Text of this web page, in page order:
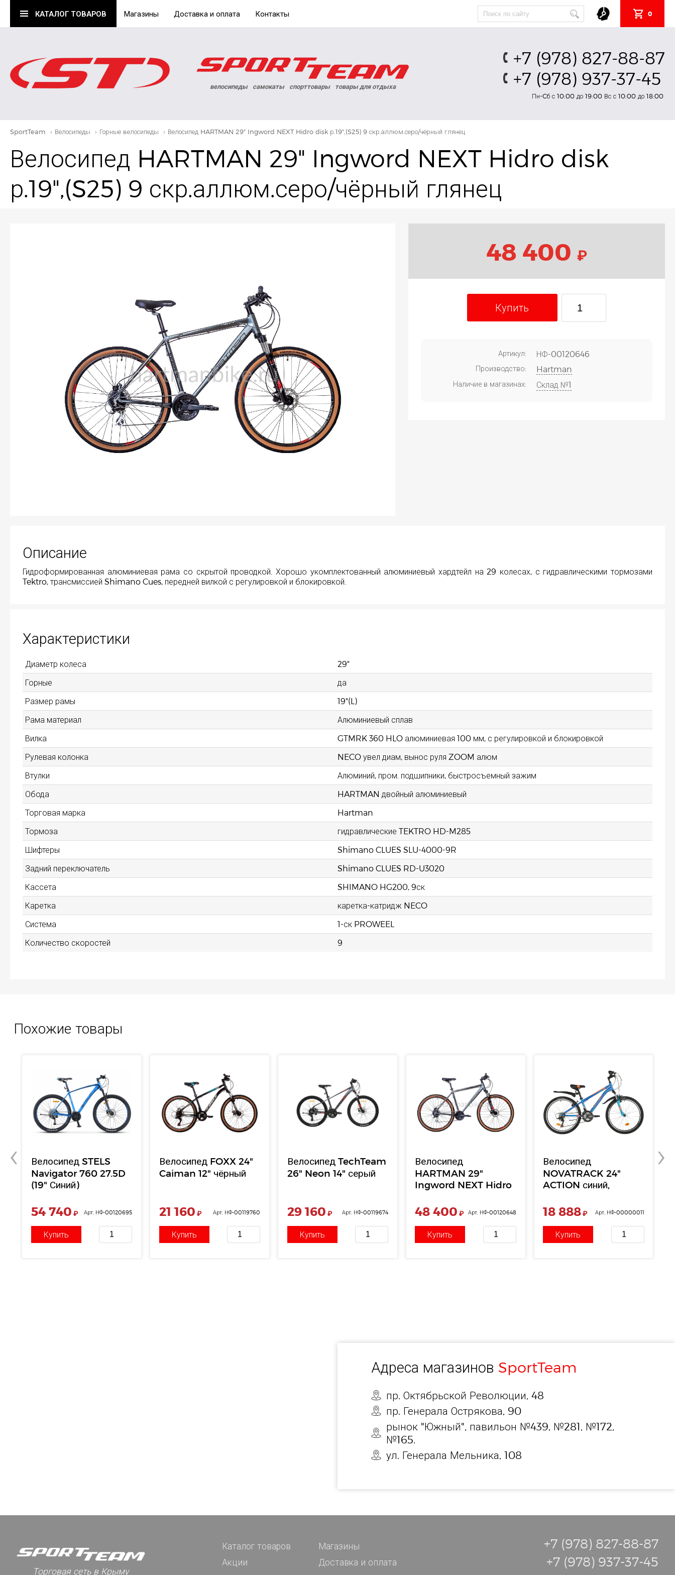
КАТАЛОГ ТОВАРОВ Магазины Доставка и оплата Контакты 0
велосипеды самокаты спорттовары товары для отдыха
+7 (978) 827-88-87
+7 (978) 937-37-45
Пн-Cб с 10:00 до 19:00 Вс с 10:00 до 18:00
SportTeam › Велосипеды › Горные велосипеды › Велосипед HARTMAN 29" Ingword NEXT Hidro disk р.19",(S25) 9 скр.аллюм.серо/чёрный глянец
Велосипед HARTMAN 29" Ingword NEXT Hidro disk
р.19",(S25) 9 скр.аллюм.серо/чёрный глянец
48 400 ₽
Купить
Артикул: НФ-00120646
Производство: Hartman
Наличие в магазинах: Склад №1
Описание
Гидроформированная алюминиевая рама со скрытой проводкой. Хорошо укомплектованный алюминиевый хардтейл на 29 колесах, с гидравлическими тормозами
Tektro, трансмиссией Shimano Cues, передней вилкой с регулировкой и блокировкой.
Характеристики
Диаметр колеса
29"
Горные
да
Размер рамы
19"(L)
Рама материал
Алюминиевый сплав
Вилка
GTMRK 360 HLO алюминиевая 100 мм, с регулировкой и блокировкой
Рулевая колонка
NECO увел диам, вынос руля ZOOM алюм
Втулки
Алюминий, пром. подшипники, быстросъемный зажим
Обода
HARTMAN двойный алюминиевый
Торговая марка
Hartman
Тормоза
гидравлические TEKTRO HD-M285
Шифтеры
Shimano CLUES SLU-4000-9R
Задний переключатель
Shimano CLUES RD-U3020
Кассета
SHIMANO HG200, 9ск
Каретка
каретка-катридж NECO
Система
1-ск PROWEEL
Количество скоростей
9
Похожие товары
Велосипед STELS
Navigator 760 27.5D
(19" Синий)
54 740 ₽ Арт. НФ-00120695
Купить
Велосипед FOXX 24"
Caiman 12" чёрный
21 160 ₽ Арт. НФ-00119760
Купить
Велосипед TechTeam
26" Neon 14" серый
29 160 ₽ Арт. НФ-00119674
Купить
Велосипед
HARTMAN 29"
Ingword NEXT Hidro
скр.аллюм.серо/
48 400 ₽ Арт. НФ-00120648
Купить
Велосипед
NOVATRACK 24"
ACTION синий,
скор., Shimano
тор
18 888₽ Арт. НФ-00000011
Купить
‹ ›
Адреса магазинов SportTeam
пр. Октябрьской Революции, 48
пр. Генерала Острякова, 90
рынок "Южный", павильон №439, №281, №172,
№165.
ул. Генерала Мельника, 108
Торговая сеть в Крыму
Каталог товаров
Магазины
Акции
Доставка и оплата
+7 (978) 827-88-87
+7 (978) 937-37-45